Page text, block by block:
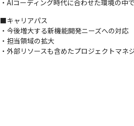
・AIコーディング時代に合わせた環境の中
■キャリアパス
・今後増大する新機能開発ニーズへの対応
・担当領域の拡大
・外部リソースも含めたプロジェクトマネ